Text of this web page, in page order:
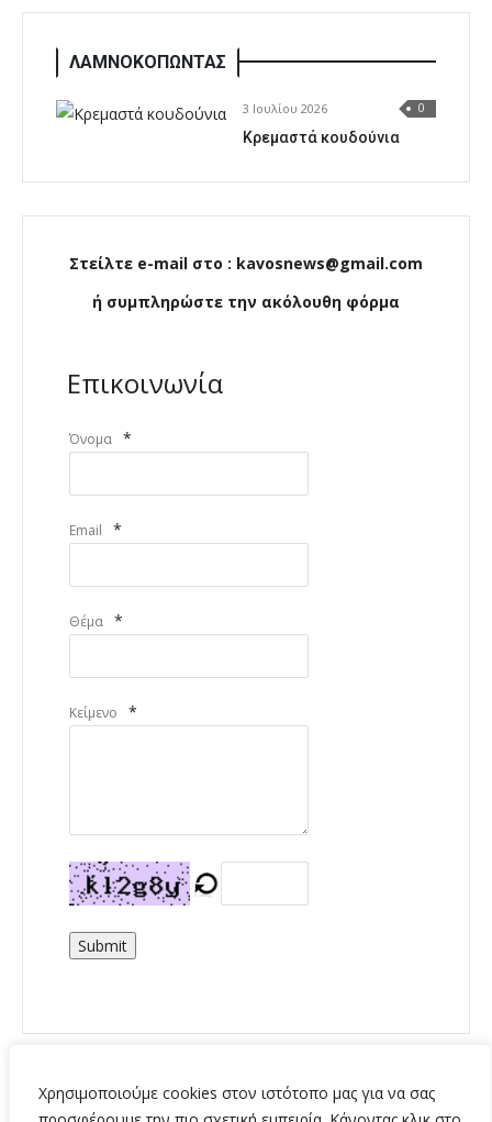
Χρησιμοποιούμε cookies στον ιστότοπο μας για να σας
ΛΑΜΝΟΚΟΠΩΝΤΑΣ
3 Ιουλίου 2026 0
Κρεμαστά κουδούνια
Στείλτε e-mail στο : kavosnews@gmail.com
ή συμπληρώστε την ακόλουθη φόρμα
Επικοινωνία
Όνομα *
Email *
Θέμα *
Κείμενο *
Submit